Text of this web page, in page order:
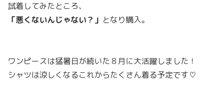
試着してみたところ、
「悪くないんじゃない？」 となり購入。
ワンピースは猛暑日が続いた８月に大活躍しました！
シャツは涼しくなるこれからたくさん着る予定です♡